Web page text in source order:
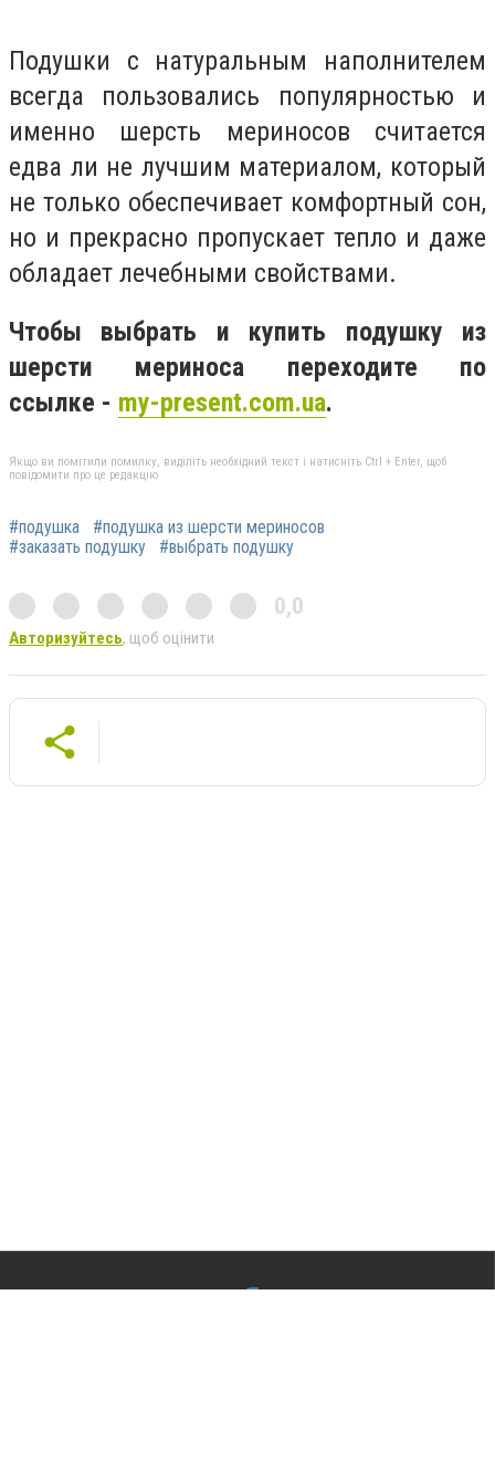
Подушки с натуральным наполнителем
всегда пользовались популярностью и
именно шерсть мериносов считается
едва ли не лучшим материалом, который
не только обеспечивает комфортный сон,
но и прекрасно пропускает тепло и даже
обладает лечебными свойствами.
Чтобы выбрать и купить подушку из
шерсти мериноса переходите по
ссылке - my-present.com.ua.
Якщо ви помітили помилку, виділіть необхідний текст і натисніть Ctrl + Enter, щоб
повідомити про це редакцію
#подушка
#подушка из шерсти мериносов
#заказать подушку
#выбрать подушку
0,0
Авторизуйтесь, щоб оцінити